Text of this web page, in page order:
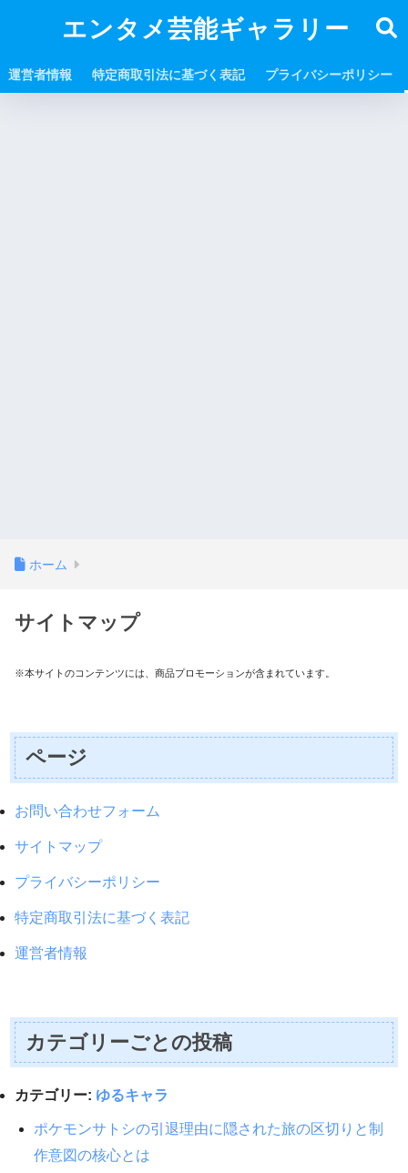
エンタメ芸能ギャラリー
運営者情報 特定商取引法に基づく表記 プライバシーポリシー
ホーム
サイトマップ
※本サイトのコンテンツには、商品プロモーションが含まれています。
ページ
お問い合わせフォーム
サイトマップ
プライバシーポリシー
特定商取引法に基づく表記
運営者情報
カテゴリーごとの投稿
カテゴリー: ゆるキャラ
ポケモンサトシの引退理由に隠された旅の区切りと制
作意図の核心とは